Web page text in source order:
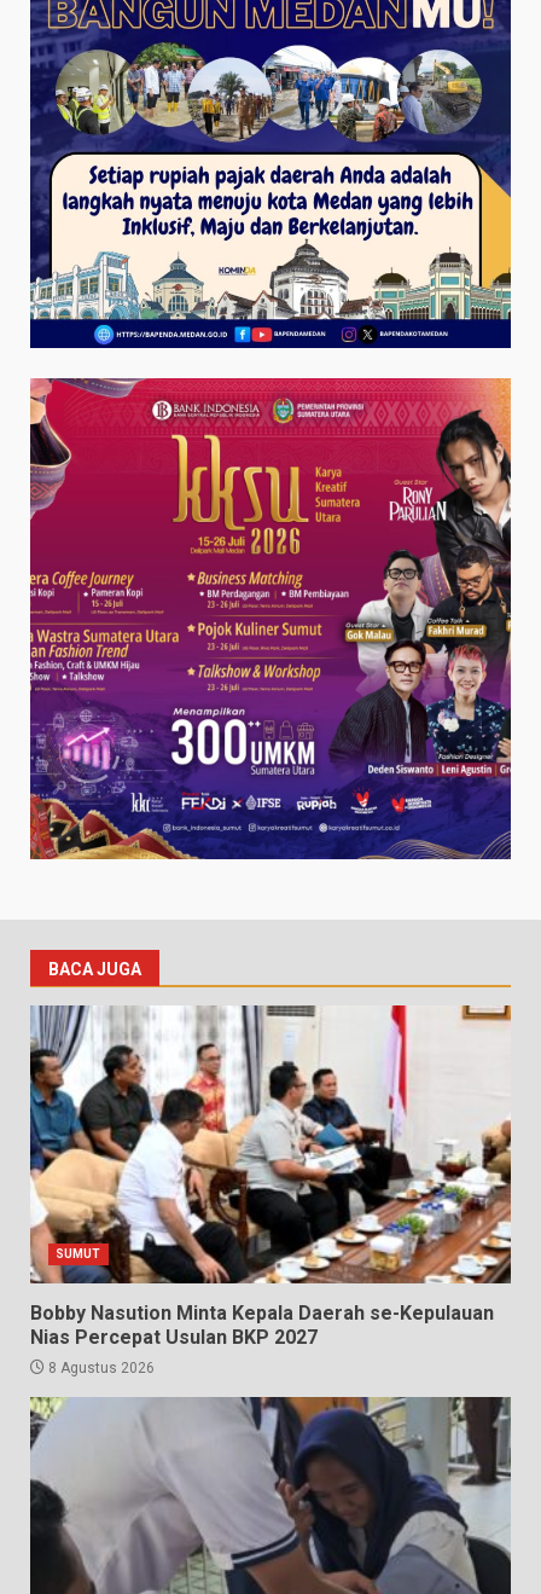
BACA JUGA
SUMUT
Bobby Nasution Minta Kepala Daerah se-Kepulauan
Nias Percepat Usulan BKP 2027
8 Agustus 2026